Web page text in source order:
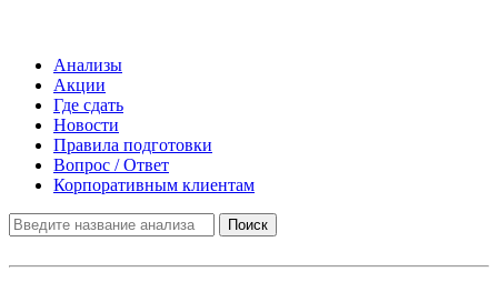
Анализы
Акции
Где сдать
Новости
Правила подготовки
Вопрос / Ответ
Корпоративным клиентам
Поиск